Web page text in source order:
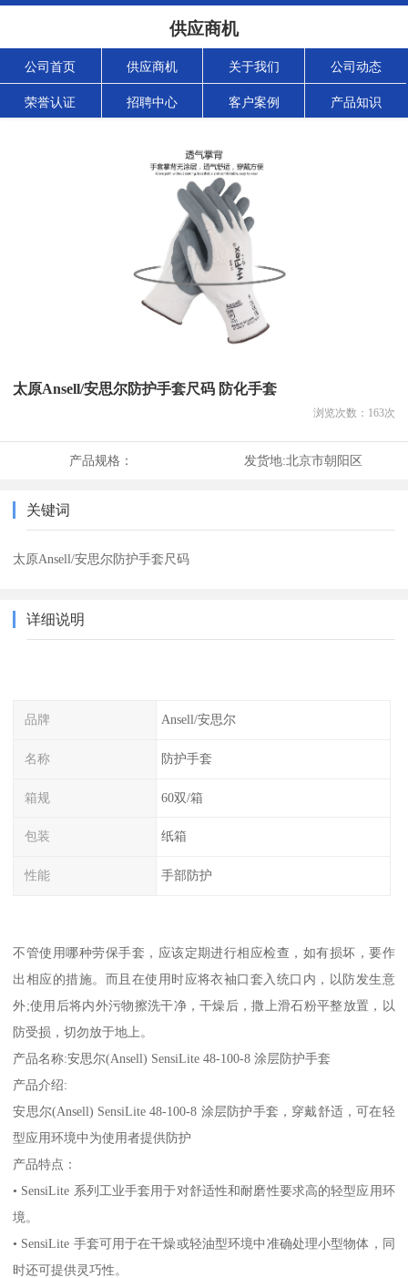
供应商机
公司首页 供应商机 关于我们 公司动态
荣誉认证 招聘中心 客户案例 产品知识
太原Ansell/安思尔防护手套尺码 防化手套
浏览次数： 163次
产品规格： 发货地:北京市朝阳区
关键词
太原Ansell/安思尔防护手套尺码
详细说明
品牌 Ansell/安思尔
名称 防护手套
箱规 60双/箱
包装 纸箱
性能 手部防护
不管使用哪种劳保手套，应该定期进行相应检查，如有损坏，要作
出相应的措施。而且在使用时应将衣袖口套入统口内，以防发生意
外;使用后将内外污物擦洗干净，干燥后，撒上滑石粉平整放置，以
防受损，切勿放于地上。
产品名称:安思尔(Ansell) SensiLite 48-100-8 涂层防护手套
产品介绍:
安思尔(Ansell) SensiLite 48-100-8 涂层防护手套，穿戴舒适，可在轻
型应用环境中为使用者提供防护
产品特点：
• SensiLite 系列工业手套用于对舒适性和耐磨性要求高的轻型应用环
境。
• SensiLite 手套可用于在干燥或轻油型环境中准确处理小型物体，同
时还可提供灵巧性。